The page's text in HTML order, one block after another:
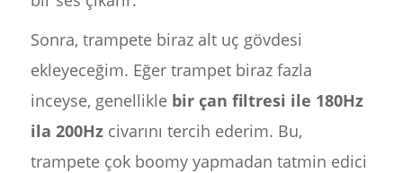
Sonra, trampete biraz alt uç gövdesi
ekleyeceğim. Eğer trampet biraz fazla
inceyse, genellikle bir çan filtresi ile 180Hz
ila 200Hzcivarını tercih ederim. Bu,
trampete çok boomy yapmadan tatmin edici